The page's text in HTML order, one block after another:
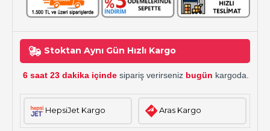
Stoktan Aynı Gün Hızlı Kargo
6 saat 23 dakika içinde sipariş verirseniz bugün kargoda.
HepsiJet Kargo Aras Kargo